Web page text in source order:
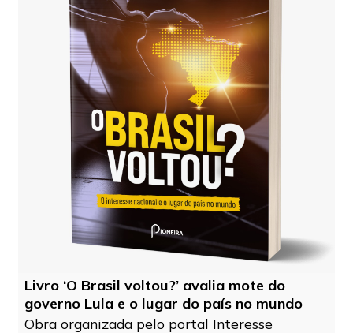
Livro ‘O Brasil voltou?’ avalia mote do
governo Lula e o lugar do país no mundo
Obra organizada pelo portal Interesse